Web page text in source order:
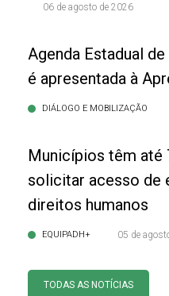
06 de agosto de 2026
Agenda Estadual
é apresentada à
DIÁLOGO E MOBILIZAÇÃO
Municípios têm até
solicitar acesso de
direitos humanos
EQUIPADH+ 05 de
TODAS AS NOTÍCIAS